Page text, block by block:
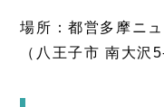
場所：都営多摩ニ
（八王子市 南大沢